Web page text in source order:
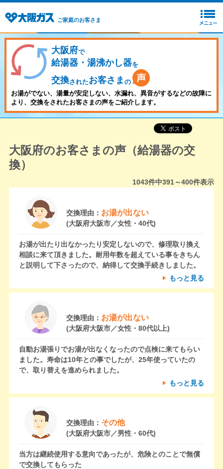
ご家庭のお客さま
大阪府で
給湯器・湯沸かし器を
交換されたお客さま の
お湯がでない、湯量が安定しない、水漏れ、異音がするなどの故障に
より、交換をされたお客さまの声をご紹介します。
大阪府のお客さまの声（給湯器の交
換）
1043件中391～400件表示
交換理由： お湯が出ない
(大阪府大阪市／女性・40代)
お湯が出たり出なかったり安定しないので、修理取り換え
相談に来て頂きました。耐用年数を超えている事をきちん
と説明して下さったので、納得して交換手続きしました。
もっと見る
交換理由： お湯が出ない
(大阪府大阪市／女性・80代以上)
自動お湯張りでお湯が出なくなったので点検に来てもらい
ました。寿命は10年との事でしたが、25年使っていたの
で、取り替えを進められました。
もっと見る
交換理由： その他
(大阪府大阪市／男性・60代)
当方は継続使用する意向であったが、危険とのことで無償
で交換してもらった